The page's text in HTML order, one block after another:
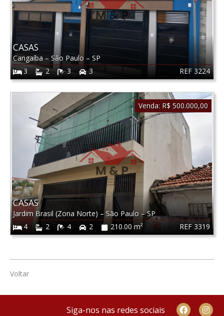
REF 3224
CASAS
Cangaíba–São Paulo – SP
3
2 3 3
REF 3319
CASAS
Jardim Brasil (Zona Norte) – São Paulo –SP
4
2 4 2 210.00 m²
Venda: R$ 500.000,00
Voltar
Siga-nos nas redes sociais